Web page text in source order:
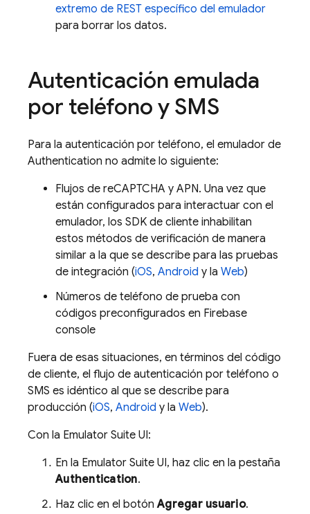
extremo de REST específico del emulador
para borrar los datos.
Autenticación emulada
por teléfono y SMS
Para la autenticación por teléfono, el emulador de
Authentication no admite lo siguiente:
Flujos de reCAPTCHA y APN. Una vez que
están configurados para interactuar con el
emulador, los SDK de cliente inhabilitan
estos métodos de verificación de manera
similar a la que se describe para las pruebas
de integración (iOS, Android y la Web)
Números de teléfono de prueba con
códigos preconfigurados en Firebase
console
Fuera de esas situaciones, en términos del código
de cliente, el flujo de autenticación por teléfono o
SMS es idéntico al que se describe para
producción (iOS, Android y la Web).
Con la Emulator Suite UI:
En la Emulator Suite UI, haz clic en la pestaña
Authentication.
Haz clic en el botónAgregar usuario.